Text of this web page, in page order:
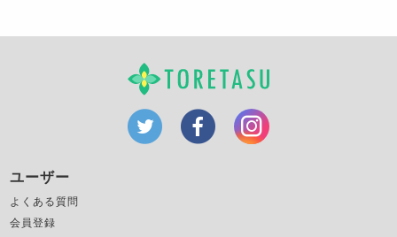
ユーザー
よくある質問
会員登録